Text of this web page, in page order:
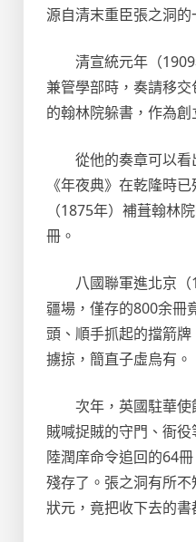
源自清末重臣張之洞的
清宣統元年（
兼管學部時，奏請移
的翰林院躲書，作為
從他的奏章可以
《年夜典》在乾隆時
（1875年）補葺翰林
冊。
八國聯軍進北京
疆場，僅存的800余冊
頭、順手抓起的擋箭
擄掠，簡直子虛烏有。
次年，英國駐華
賊喊捉賊的守門、衙
陸潤庠命令追回的64
殘存了。張之洞有所
狀元，竟把收下去的書